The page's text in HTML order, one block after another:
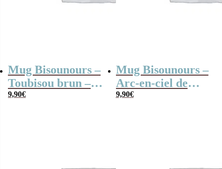
Mug Bisounours –
Toubisou brun –
Cadeau
9,90€
Mug Bisounours –
Arc-en-ciel de
mignonnerie
9,90€